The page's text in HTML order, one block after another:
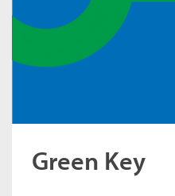
Green Key